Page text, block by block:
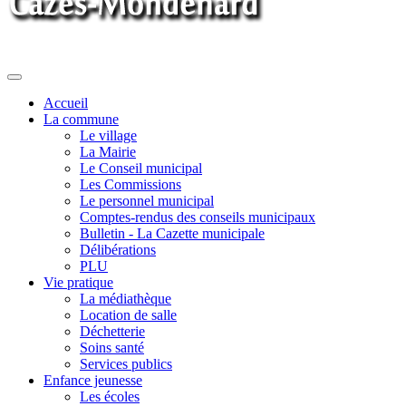
Toggle
navigationAccueil
La commune
Le village
La Mairie
Le Conseil municipal
Les Commissions
Le personnel municipal
Comptes-rendus des conseils municipaux
Bulletin - La Cazette municipale
Délibérations
PLU
Vie pratique
La médiathèque
Location de salle
Déchetterie
Soins santé
Services publics
Enfance jeunesse
Les écoles